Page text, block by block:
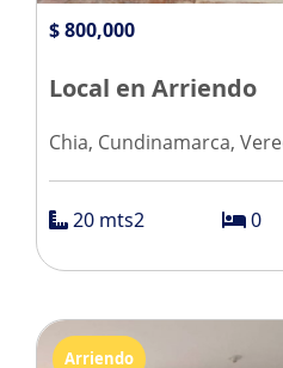
$ 800,000
Local en Arriendo
Chia, Cundinamarca,
20 mts2 0
Arriendo